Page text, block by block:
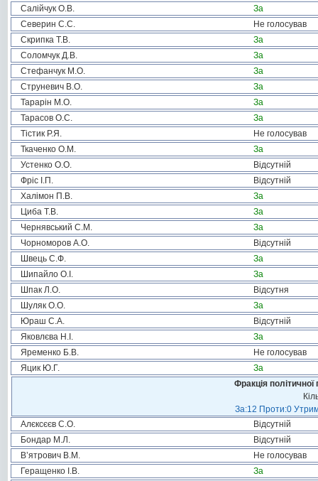
Салійчук О.В.
За
Северин С.С.
Не голосував
Скрипка Т.В.
За
Соломчук Д.В.
За
Стефанчук М.О.
За
Струневич В.О.
За
Тарарін М.О.
За
Тарасов О.С.
За
Тістик Р.Я.
Не голосував
Ткаченко О.М.
За
Устенко О.О.
Відсутній
Фріс І.П.
Відсутній
Халімон П.В.
За
Циба Т.В.
За
Чернявський С.М.
За
Чорноморов А.О.
Відсутній
Швець С.Ф.
За
Шипайло О.І.
За
Шпак Л.О.
Відсутня
Шуляк О.О.
За
Юраш С.А.
Відсутній
Яковлєва Н.І.
За
Яременко Б.В.
Не голосував
Яцик Ю.Г.
За
Фракція
За:12 Проти:0
Алєксєєв С.О.
Відсутній
Бондар М.Л.
Відсутній
В’ятрович В.М.
Не голосував
Геращенко І.В.
За